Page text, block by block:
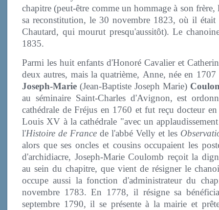
chapitre (peut-être comme un hommage à son
sa reconstitution, le 30 novembre 1823, où il était
Chautard, qui mourut presqu'aussitôt). Le
1835.
Parmi les huit enfants d'Honoré Cavalier et
deux autres, mais la quatrième, Anne, née en
Joseph-Marie(Jean-Baptiste Joseph Marie)
au séminaire Saint-Charles d'Avignon, est
cathédrale de Fréjus en 1760 et fut reçu docteur
Louis XV à la cathédrale "avec un
l'Histoire de France de l'abbé Velly et les
alors que ses oncles et cousins occupaient les
d'archidiacre, Joseph-Marie Coulomb reçoit la
au sein du chapitre, que vient de résigner le
occupe aussi la fonction d'administrateur du
novembre 1783. En 1778, il résigne sa
septembre 1790, il se présente à la mairie et